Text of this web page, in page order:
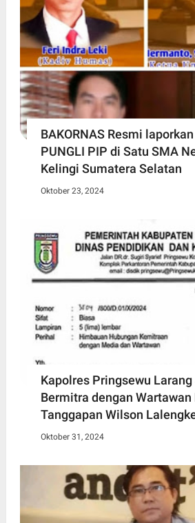
BAKORNAS Resmi
PUNGLI PIP di Satu SMA
Kelingi Sumatera Selatan
Oktober 23, 2024
Kapolres Pringsewu Larang
Bermitra dengan Wartawan
Tanggapan Wilson
Oktober 31, 2024